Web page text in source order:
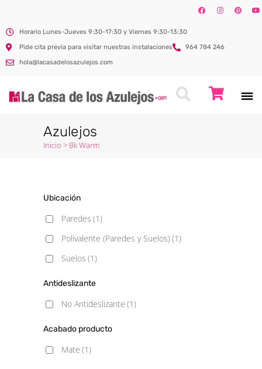
Horario Lunes-Jueves 9:30-17:30 y Viernes 9:30-13:30
Pide cita previa para visitar nuestras instalaciones
964 784 246
hola@lacasadelosazulejos.com
Azulejos
Inicio > Bk Warm
Ubicación
Paredes (1)
Polivalente (Paredes y Suelos)(1)
Suelos (1)
Antideslizante
No Antideslizante (1)
Acabado producto
Mate (1)